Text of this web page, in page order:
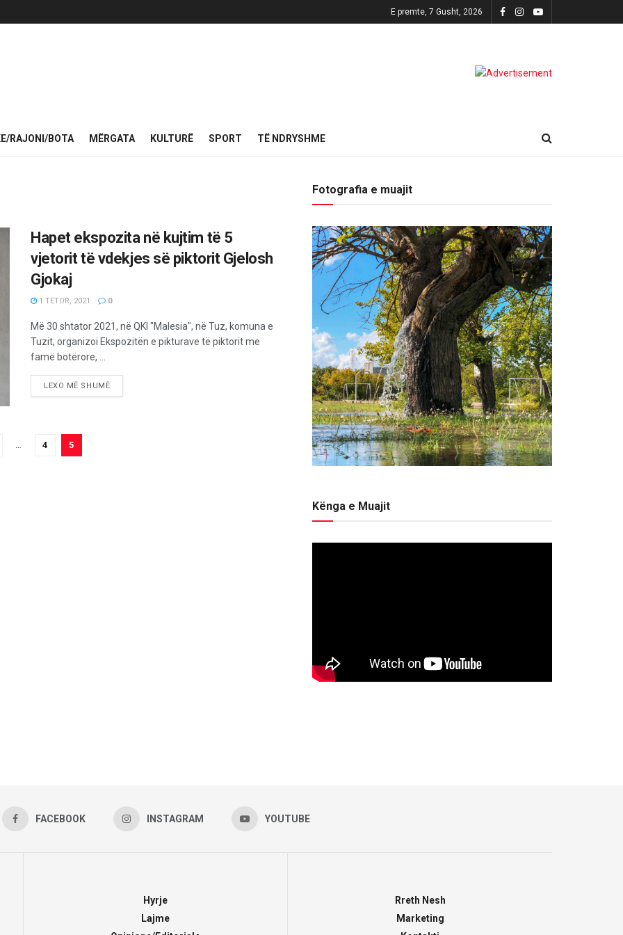
E premte, 7 Gusht, 2026
RAJONI/BOTA MËRGATA KULTURË SPORT TË NDRYSHME
Hapet ekspozita në kujtim të 5
vjetorit të vdekjes së piktorit Gjelosh
Gjokaj
1 TETOR, 2021 0
Më 30 shtator 2021, në QKI "Malesia", në Tuz, komuna e
Tuzit, organizoi Ekspozitën e pikturave të piktorit me
famë botërore, ...
LEXO MË SHUMË
… 4 5
Fotografia e muajit
Kënga e Muajit
FACEBOOK INSTAGRAM YOUTUBE
Hyrje
Lajme
Rreth Nesh
Marketing